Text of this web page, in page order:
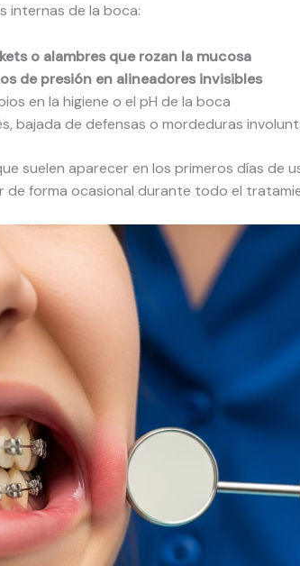
internas de la boca:
o alambres que rozan la mucosa
de presión en alineadores invisibles
en la higiene o el pH de la boca
bajada de defensas o mordeduras
suelen aparecer en los primeros días de
de forma ocasional durante todo el